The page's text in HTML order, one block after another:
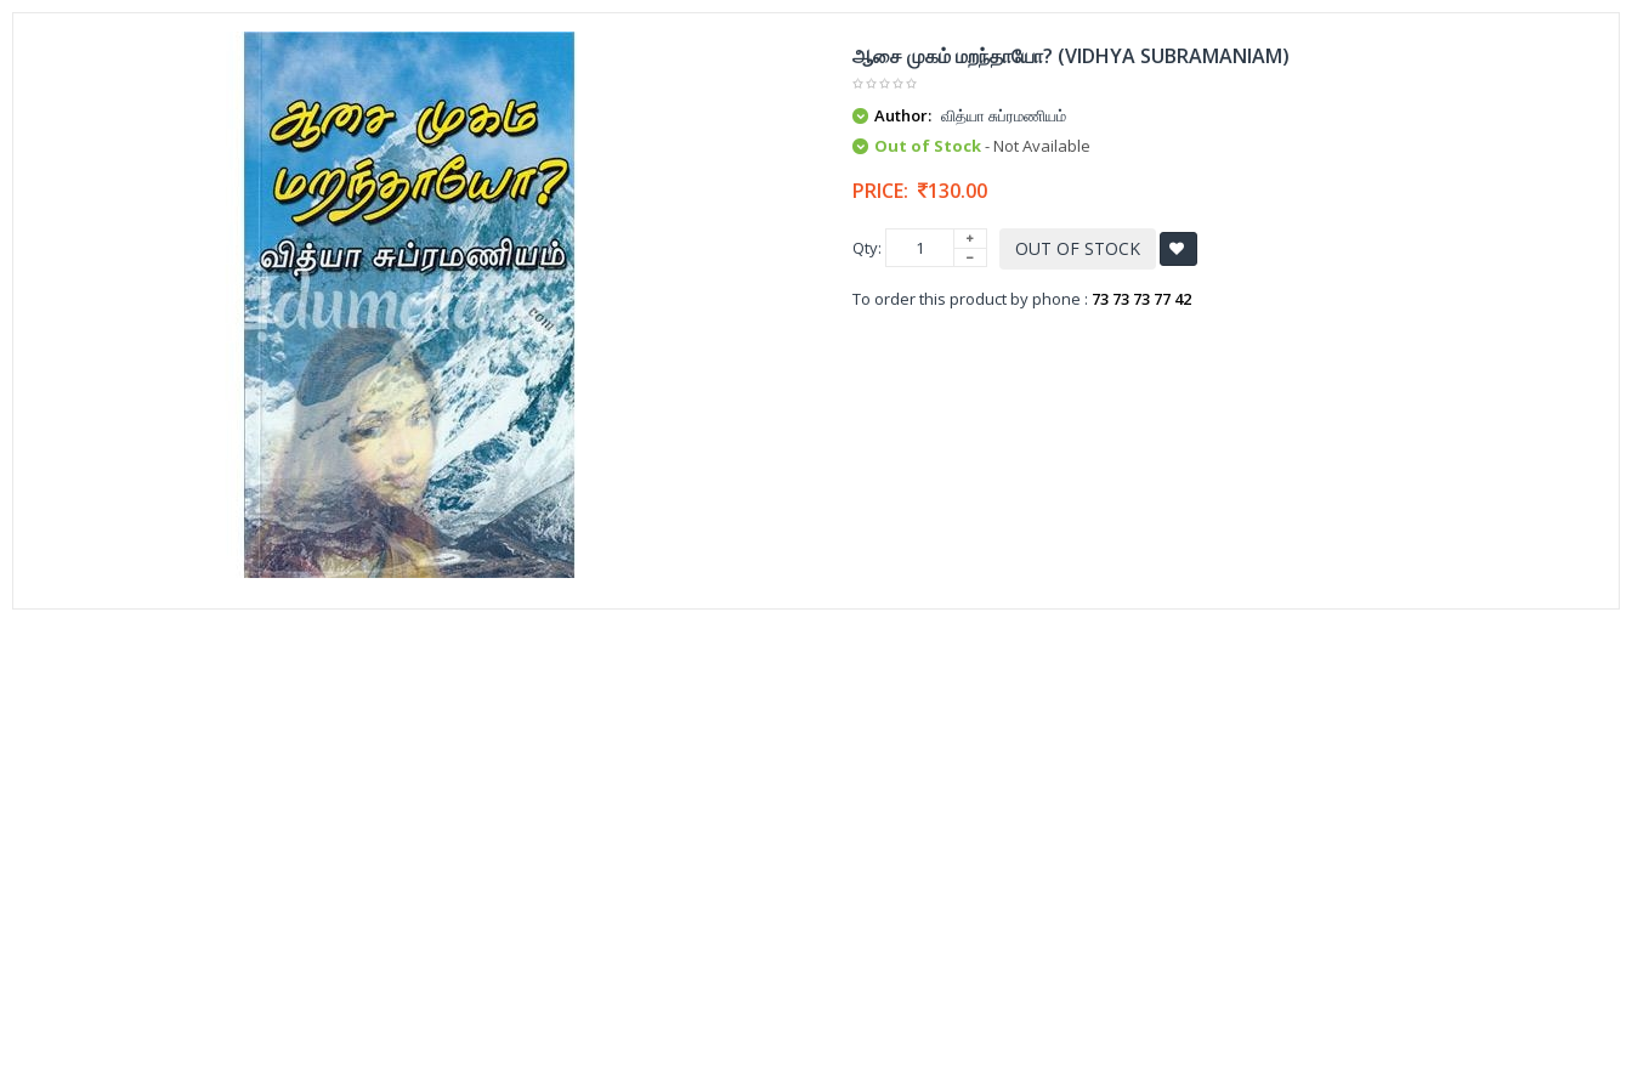
ஆசை முகம் மறந்தாயோ? (VIDHYA SUBRAMANIAM)
Author: வித்யா சுப்ரமணியம்
Out of Stock- Not Available
PRICE: 130.00
Qty: OUT OF STOCK
To order this product by phone : 73 73 73 77 42